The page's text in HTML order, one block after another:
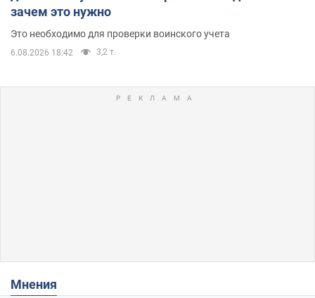
зачем это нужно
Это необходимо для проверки воинского учета
6.08.2026 18:42 3,2 т.
Мнения